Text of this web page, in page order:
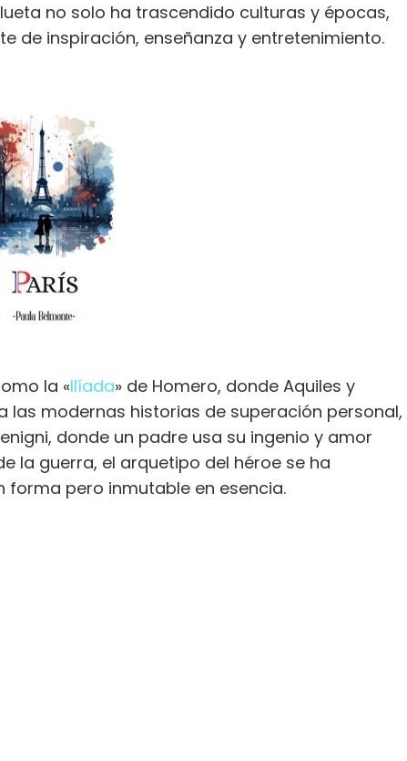
no solo ha trascendido culturas y épocas,
de inspiración, enseñanza y entretenimiento.
la «Ilíada» de Homero, donde Aquiles y
las modernas historias de superación personal,
donde un padre usa su ingenio y amor
la guerra, el arquetipo del héroe se ha
pero inmutable en esencia.